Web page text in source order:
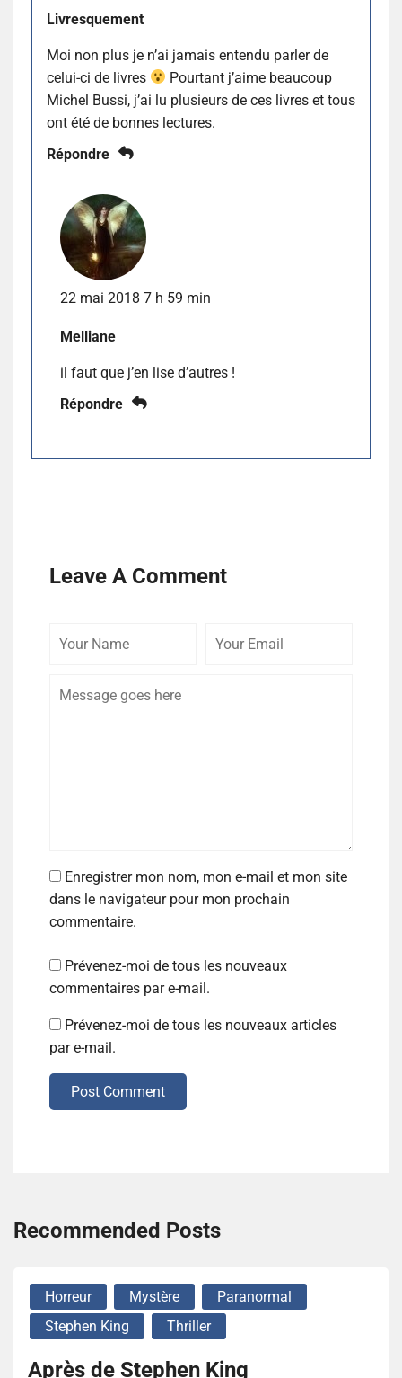
Livresquement
Moi non plus je n’ai jamais entendu parler de
celui-ci de livres
Pourtant j’aime beaucoup
Michel Bussi, j’ai lu plusieurs de ces livres et tous
ont été de bonnes lectures.
Répondre
22 mai 2018 7 h 59 min
Melliane
il faut que j’en lise d’autres !
Répondre
Leave A Comment
Enregistrer mon nom, mon e-mail et mon site
dans le navigateur pour mon prochain
commentaire.
Prévenez-moi de tous les nouveaux
commentaires par e-mail.
Prévenez-moi de tous les nouveaux articles
par e-mail.
Post Comment
Recommended Posts
Horreur Mystère
Paranormal
Stephen King
Thriller
Après de Stephen King